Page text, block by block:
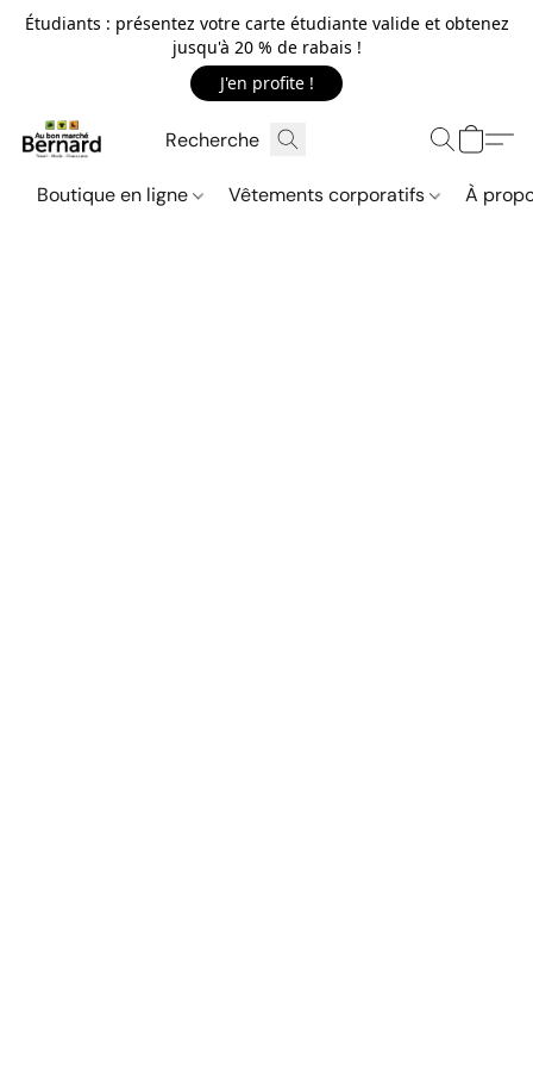
Étudiants : présentez votre carte étudiante valide et obtenez
jusqu'à 20 % de rabais !
J'en profite !
Boutique en ligne Vêtements corporatifs À